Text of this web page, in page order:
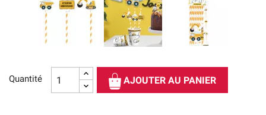
Quantité AJOUTER AU PANIER